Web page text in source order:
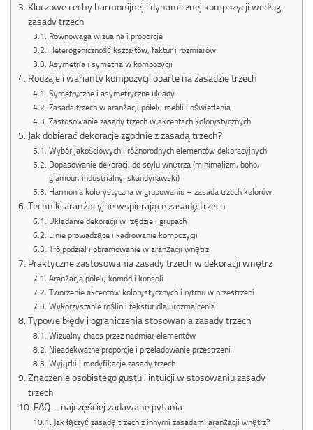
Kluczowe cechy harmonijnej i dynamicznej kompozycji według
zasady trzech
Równowaga wizualna i proporcje
Heterogeniczność kształtów, faktur i rozmiarów
Asymetria i symetria w kompozycji
Rodzaje i warianty kompozycji oparte na zasadzie trzech
Symetryczne i asymetryczne układy
Zasada trzech w aranżacji półek, mebli i oświetlenia
Zastosowanie zasady trzech w akcentach kolorystycznych
Jak dobierać dekoracje zgodnie z zasadą trzech?
Wybór jakościowych i różnorodnych elementów dekoracyjnych
Dopasowanie dekoracji do stylu wnętrza (minimalizm, boho,
glamour, industrialny, skandynawski)
Harmonia kolorystyczna w grupowaniu – zasada trzech kolorów
Techniki aranżacyjne wspierające zasadę trzech
Układanie dekoracji w rzędzie i grupach
Linie prowadzące i kadrowanie kompozycji
Trójpodział i obramowanie w aranżacji wnętrz
Praktyczne zastosowania zasady trzech w dekoracji wnętrz
Aranżacja półek, komód i konsoli
Tworzenie akcentów kolorystycznych i rytmu w przestrzeni
Wykorzystanie roślin i tekstur dla urozmaicenia
Typowe błędy i ograniczenia stosowania zasady trzech
Wizualny chaos przez nadmiar elementów
Nieadekwatne proporcje i przeładowanie przestrzeni
Wyjątki i modyfikacje zasady trzech
Znaczenie osobistego gustu i intuicji w stosowaniu zasady
trzech
FAQ – najczęściej zadawane pytania
Jak łączyć zasadę trzech z innymi zasadami aranżacji wnętrz?